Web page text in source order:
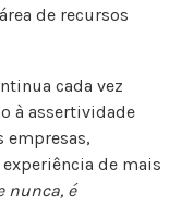
de recursos
cada vez
à assertividade
empresas,
de mais
nunca, é